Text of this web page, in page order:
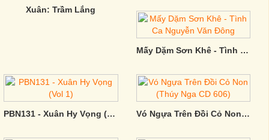
Xuân: Trầm Lắng
Mấy Dặm Sơn Khê - Tình Ca Nguyễn Văn Đông
PBN131 - Xuân Hy Vọng (Vol 1) Vó Ngựa Trên Đồi Cỏ Non (Thúy Nga CD 606)